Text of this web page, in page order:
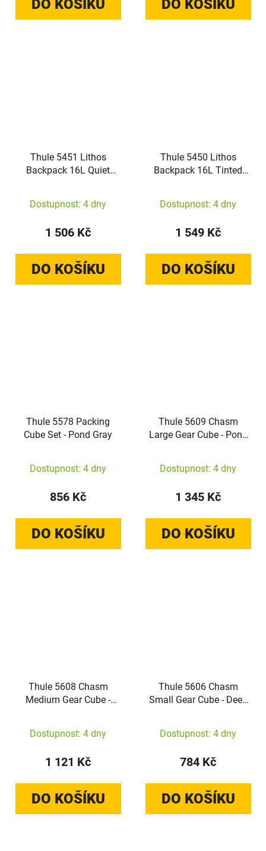
DO KOŠÍKU DO KOŠÍKU
Thule 5451 Lithos
Backpack 16L Quiet
Dostupnost: 4 dny
1 506 Kč
DO KOŠÍKU
Thule 5450 Lithos
Backpack 16L Tinted
Dostupnost: 4 dny
1 549 Kč
DO KOŠÍKU
Thule 5578 Packing
Cube Set - Pond Gray
Dostupnost: 4 dny
856 Kč
DO KOŠÍKU
Thule 5609 Chasm
Large Gear Cube - Pond
Dostupnost: 4 dny
1 345 Kč
DO KOŠÍKU
Thule 5608 Chasm
Medium Gear Cube -
Dostupnost: 4 dny
1 121 Kč
DO KOŠÍKU
Thule 5606 Chasm
Small Gear Cube - Deep
Dostupnost: 4 dny
784 Kč
DO KOŠÍKU